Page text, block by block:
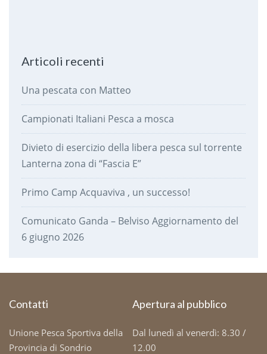
Articoli recenti
Una pescata con Matteo
Campionati Italiani Pesca a mosca
Divieto di esercizio della libera pesca sul torrente
Lanterna zona di “Fascia E”
Primo Camp Acquaviva , un successo!
Comunicato Ganda – Belviso Aggiornamento del
6 giugno 2026
Contatti
Unione Pesca Sportiva della
Provincia di Sondrio
Apertura al pubblico
Dal lunedì al venerdì: 8.30 /
12.00